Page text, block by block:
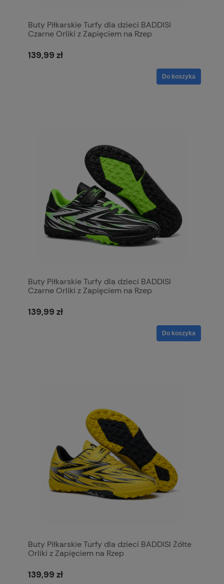
Buty Piłkarskie Turfy dla dzieci BADDISI
Czarne Orliki z Zapięciem na Rzep
139,99 zł
Do koszyka
Buty Piłkarskie Turfy dla dzieci BADDISI
Czarne Orliki z Zapięciem na Rzep
139,99 zł
Do koszyka
Buty Piłkarskie Turfy dla dzieci BADDISI Żółte
Orliki z Zapięciem na Rzep
139,99 zł